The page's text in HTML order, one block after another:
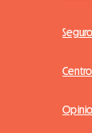
Seguro